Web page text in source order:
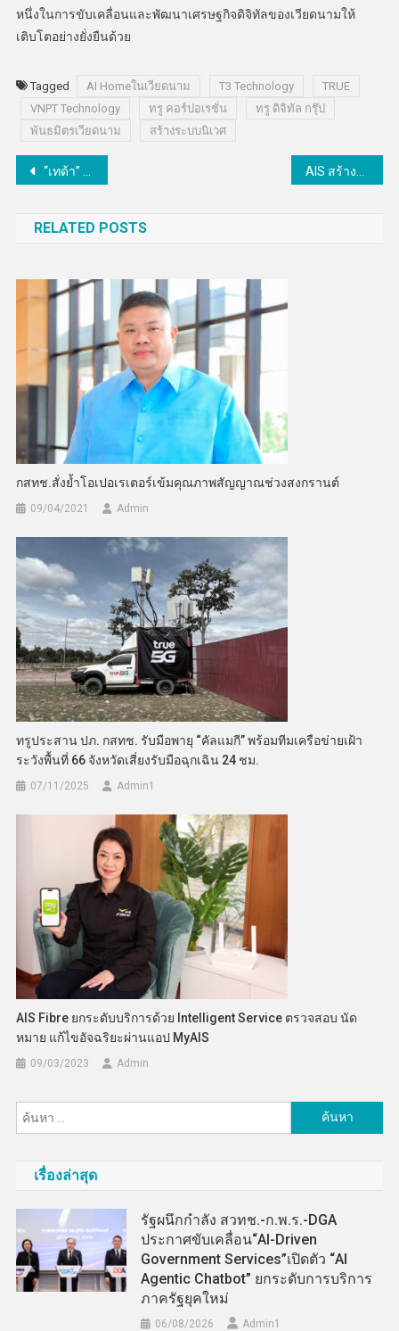
หนึ่งในการขับเคลื่อนและพัฒนาเศรษฐกิจดิจิทัลของเวียดนามให้
เติบโตอย่างยั่งยืนด้วย
Tagged AI Homeในเวียดนาม T3 Technology
TRUE
VNPT Technology
ทรู คอร์ปอเรชั่น
ทรู ดิจิทัล กรุ๊ป
พันธมิตรเวียดนาม
สร้างระบบนิเวศ
แนะแนว
“เทด้า” คว้ารางวัล “คู่ค้าดีเด่นจาก กฟผ.” ติดต่อกันเป็นปีที่ 2
RELATED POSTS
กสทช.สั่งย้ำโอเปอเรเตอร์เข้มคุณภาพสัญญาณช่วงสงกรานต์
09/04/2021 Admin
ทรูประสาน ปภ. กสทช. รับมือพายุ “คัลแมกี” พร้อมทีมเครือข่ายเฝ้า
ระวังพื้นที่ 66 จังหวัดเสี่ยงรับมือฉุกเฉิน 24 ชม.
07/11/2025 Admin​1
AIS Fibre ยกระดับบริการด้วย Intelligent Service ตรวจสอบ นัด
หมาย แก้ไขอัจฉริยะผ่านแอป MyAIS
09/03/2023 Admin
สำหรับ:
เรื่องล่าสุด
รัฐผนึกกำลัง สวทช.-ก.พ.ร.-DGA
ประกาศขับเคลื่อน“AI-Driven
Government Services”เปิดตัว “AI
Agentic Chatbot” ยกระดับการบริการ
ภาครัฐยุคใหม่
06/08/2026 Admin​1